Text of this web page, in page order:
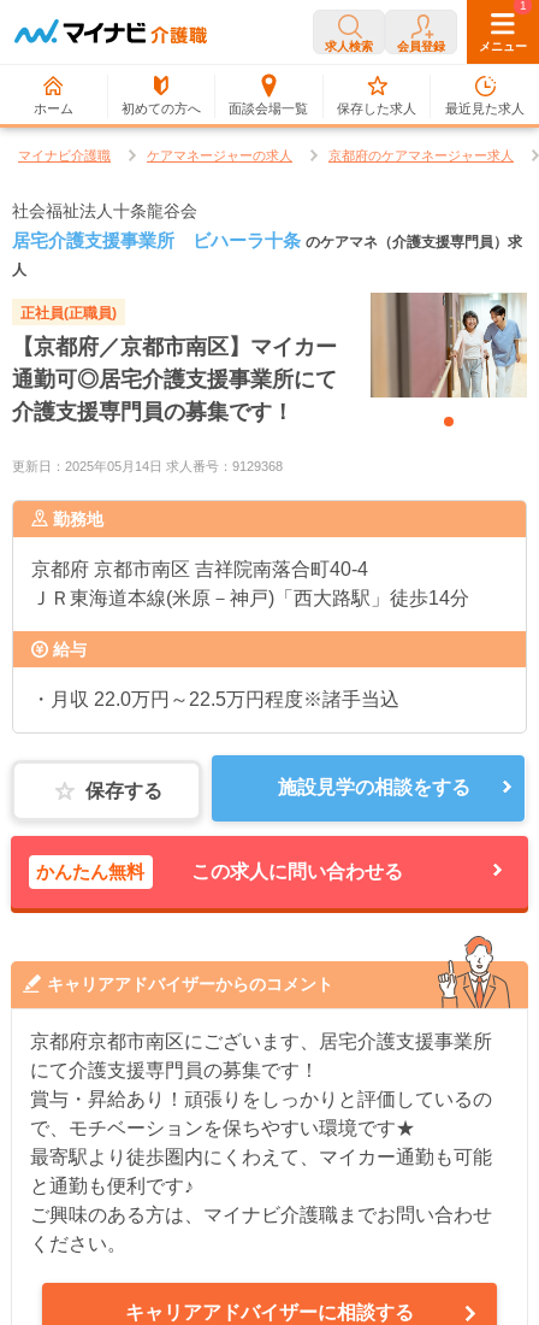
求人検索 会員登録 メニュー
ホーム 初めての方へ 面談会場一覧
0
保存した求人
1
最近見た求人
マイナビ介護職 ケアマネージャーの求人 京都府のケアマネージャー求人
社会福祉法人十条龍谷会
居宅介護支援事業所 ビハーラ十条 のケアマネ（介護支援専門員）求
人
正社員(正職員)
【京都府／京都市南区】マイカー
通勤可◎居宅介護支援事業所にて
介護支援専門員の募集です！
更新日：2025年05月14日 求人番号：9129368
勤務地
京都府 京都市南区 吉祥院南落合町40-4
ＪＲ東海道本線(米原－神戸)「西大路駅」徒歩14分
給与
・月収 22.0万円～22.5万円程度※諸手当込
保存する 施設見学の相談をする
かんたん無料 この求人に問い合わせる
キャリアアドバイザーからのコメント
京都府京都市南区にございます、居宅介護支援事業所
にて介護支援専門員の募集です！
賞与・昇給あり！頑張りをしっかりと評価しているの
で、モチベーションを保ちやすい環境です★
最寄駅より徒歩圏内にくわえて、マイカー通勤も可能
と通勤も便利です♪
ご興味のある方は、マイナビ介護職までお問い合わせ
ください。
キャリアアドバイザーに相談する